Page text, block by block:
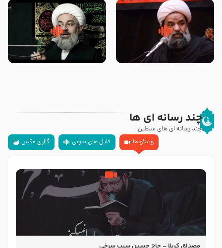
محدث زاده
سلام جوانی که امام حسین علیه
السلام خودش جوابش را دادند
زیارتی که اسباب رزق زیاد و عمر
طولانی است حجت السلام حسین
چند رسانه ای ها
چند رسانه ای های سبطین
ویدئو ها
فایل های صوتی گالری عکس
مصداق کربلا – حاج حسین سیب سرخی